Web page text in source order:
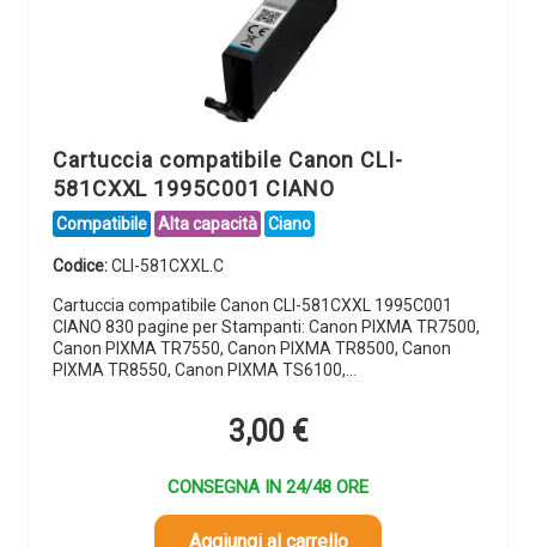
Cartuccia compatibile Canon CLI-
581CXXL 1995C001 CIANO
Compatibile Alta capacità Ciano
Codice:CLI-581CXXL.C
Cartuccia compatibile Canon CLI-581CXXL 1995C001
CIANO 830 pagine per Stampanti: Canon PIXMA TR7500,
Canon PIXMA TR7550, Canon PIXMA TR8500, Canon
PIXMA TR8550, Canon PIXMA TS6100,…
3,00 €
CONSEGNA IN 24/48 ORE
Aggiungi al carrello